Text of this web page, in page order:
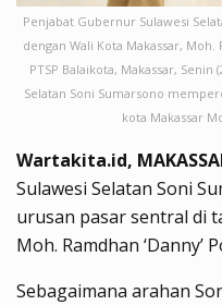
Penjabat Gubernur Sulawesi
dengan Wali Kota Makassar, Moh.
PTSP Balaikota, Makassar,
Selatan Soni Sumarsono
kota Makassar
Wartakita.id,
Sulawesi Selatan Soni
urusan pasar sentral di
Moh. Ramdhan ‘Danny’
Sebagaimana arahan